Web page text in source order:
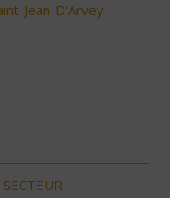
Jean-D'Arvey